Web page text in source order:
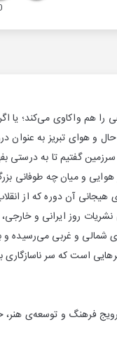
را هم واکاوی می‌کند؛ یا
و هوای تبریز به عنوان
گفتیم تا به درستی
و میان چه طوفانی
آن دوره که از
نشریات روز ایرانی و
و غربی می‌رسیده و
است که سر ناسازگاری
فرهنگ و توسعه‌ی هنر،